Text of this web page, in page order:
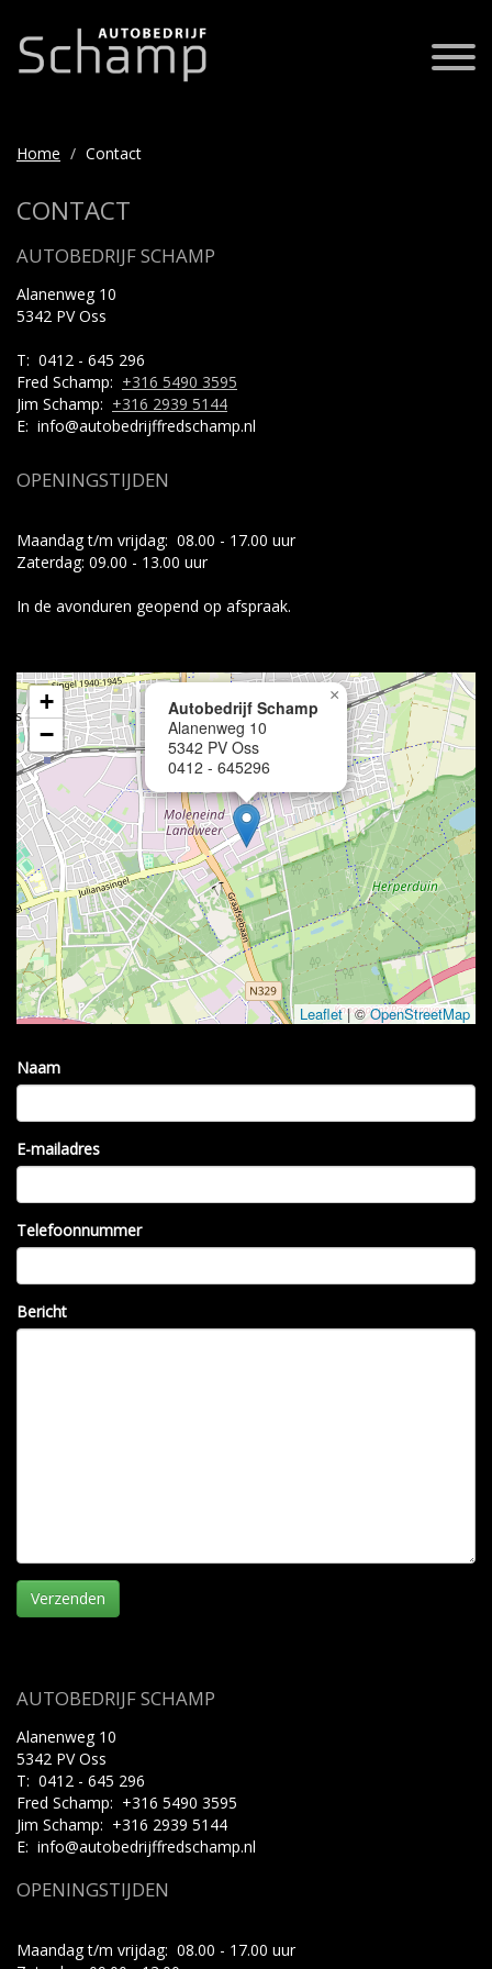
Home Contact
CONTACT
AUTOBEDRIJF SCHAMP
Alanenweg 10
5342 PV Oss
T: 0412 - 645 296
Fred Schamp: +316 5490 3595
Jim Schamp: +316 2939 5144
E: info@autobedrijffredschamp.nl
OPENINGSTIJDEN
Maandag t/m vrijdag: 08.00 - 17.00 uur
Zaterdag: 09.00 - 13.00 uur
In de avonduren geopend op afspraak.
Autobedrijf Schamp
Alanenweg 10
5342 PV Oss
0412 - 645296
×
+
−
Leaflet |©OpenStreetMap
Naam
E-mailadres
Telefoonnummer
Bericht
AUTOBEDRIJF SCHAMP
Alanenweg 10
5342 PV Oss
T: 0412 - 645 296
Fred Schamp: +316 5490 3595
Jim Schamp: +316 2939 5144
E: info@autobedrijffredschamp.nl
OPENINGSTIJDEN
Maandag t/m vrijdag: 08.00 - 17.00 uur